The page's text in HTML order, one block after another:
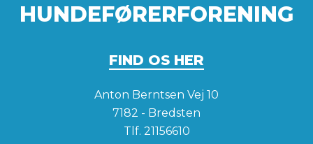
HUNDEFØRERFORENING
FIND OS HER
Anton Berntsen Vej 10
7182 - Bredsten
Tlf. 21156610